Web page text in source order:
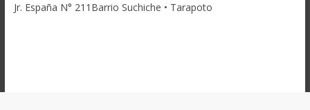
Jr. España N° 211Barrio Suchiche • Tarapoto